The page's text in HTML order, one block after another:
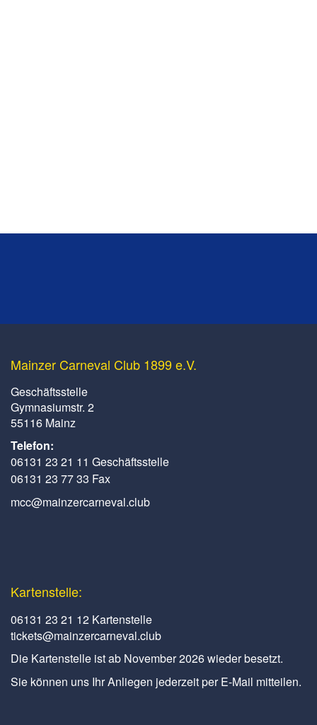
Mainzer Carneval Club 1899 e.V.
Geschäftsstelle
Gymnasiumstr. 2
55116 Mainz
Telefon:
06131 23 21 11 Geschäftsstelle
06131 23 77 33 Fax
mcc@mainzercarneval.club
Kartenstelle:
06131 23 21 12 Kartenstelle
tickets@mainzercarneval.club
Die Kartenstelle ist ab November 2026 wieder besetzt.
Sie können uns Ihr Anliegen jederzeit per E-Mail mitteilen.